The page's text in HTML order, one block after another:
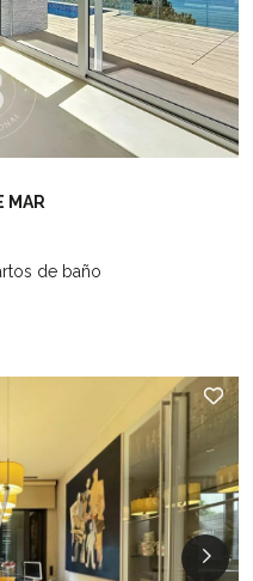
MAR
de baño